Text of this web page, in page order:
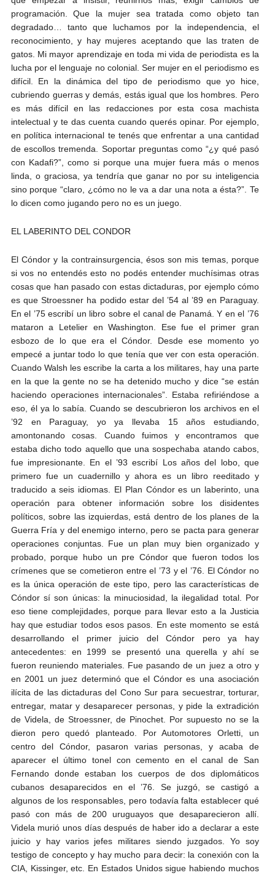
programación. Que la mujer sea tratada como objeto tan
degradado… tanto que luchamos por la independencia, el
reconocimiento, y hay mujeres aceptando que las traten de
gatos. Mi mayor aprendizaje en toda mi vida de periodista es la
lucha por el lenguaje no colonial. Ser mujer en el periodismo es
difícil. En la dinámica del tipo de periodismo que yo hice,
cubriendo guerras y demás, estás igual que los hombres. Pero
es más difícil en las redacciones por esta cosa machista
intelectual y te das cuenta cuando querés opinar. Por ejemplo,
en política internacional te tenés que enfrentar a una cantidad
de escollos tremenda. Soportar preguntas como “¿y qué pasó
con Kadafi?”, como si porque una mujer fuera más o menos
linda, o graciosa, ya tendría que ganar no por su inteligencia
sino porque “claro, ¿cómo no le va a dar una nota a ésta?”. Te
lo dicen como jugando pero no es un juego.
EL LABERINTO DEL CONDOR
El Cóndor y la contrainsurgencia, ésos son mis temas, porque
si vos no entendés esto no podés entender muchísimas otras
cosas que han pasado con estas dictaduras, por ejemplo cómo
es que Stroessner ha podido estar del ’54 al ’89 en Paraguay.
En el ’75 escribí un libro sobre el canal de Panamá. Y en el ’76
mataron a Letelier en Washington. Ese fue el primer gran
esbozo de lo que era el Cóndor. Desde ese momento yo
empecé a juntar todo lo que tenía que ver con esta operación.
Cuando Walsh les escribe la carta a los militares, hay una parte
en la que la gente no se ha detenido mucho y dice “se están
haciendo operaciones internacionales”. Estaba refiriéndose a
eso, él ya lo sabía. Cuando se descubrieron los archivos en el
’92 en Paraguay, yo ya llevaba 15 años estudiando,
amontonando cosas. Cuando fuimos y encontramos que
estaba dicho todo aquello que una sospechaba atando cabos,
fue impresionante. En el ’93 escribí Los años del lobo, que
primero fue un cuadernillo y ahora es un libro reeditado y
traducido a seis idiomas. El Plan Cóndor es un laberinto, una
operación para obtener información sobre los disidentes
políticos, sobre las izquierdas, está dentro de los planes de la
Guerra Fría y del enemigo interno, pero se pacta para generar
operaciones conjuntas. Fue un plan muy bien organizado y
probado, porque hubo un pre Cóndor que fueron todos los
crímenes que se cometieron entre el ’73 y el ’76. El Cóndor no
es la única operación de este tipo, pero las características de
Cóndor sí son únicas: la minuciosidad, la ilegalidad total. Por
eso tiene complejidades, porque para llevar esto a la Justicia
hay que estudiar todos esos pasos. En este momento se está
desarrollando el primer juicio del Cóndor pero ya hay
antecedentes: en 1999 se presentó una querella y ahí se
fueron reuniendo materiales. Fue pasando de un juez a otro y
en 2001 un juez determinó que el Cóndor es una asociación
ilícita de las dictaduras del Cono Sur para secuestrar, torturar,
entregar, matar y desaparecer personas, y pide la extradición
de Videla, de Stroessner, de Pinochet. Por supuesto no se la
dieron pero quedó planteado. Por Automotores Orletti, un
centro del Cóndor, pasaron varias personas, y acaba de
aparecer el último tonel con cemento en el canal de San
Fernando donde estaban los cuerpos de dos diplomáticos
cubanos desaparecidos en el ’76. Se juzgó, se castigó a
algunos de los responsables, pero todavía falta establecer qué
pasó con más de 200 uruguayos que desaparecieron allí.
Videla murió unos días después de haber ido a declarar a este
juicio y hay varios jefes militares siendo juzgados. Yo soy
testigo de concepto y hay mucho para decir: la conexión con la
CIA, Kissinger, etc. En Estados Unidos sigue habiendo muchos